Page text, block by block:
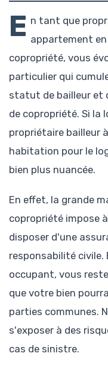
E n tant que
appartement
copropriété, vous
particulier qui
statut de bailleur et
de copropriété. Si la
propriétaire bailleur
habitation pour le
bien plus nuancée.
En effet, la grande
copropriété impose
disposer d'une
responsabilité
occupant, vous
que votre bien
parties communes.
s'exposer à des
cas de sinistre.